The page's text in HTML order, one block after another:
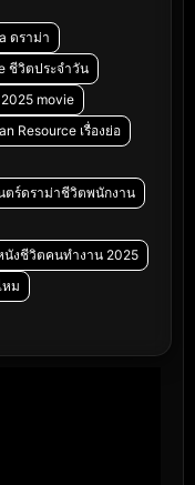
ดราม่า
ชีวิตประจำวัน
movie
Resource เรื่องย่อ
ตร์ดราม่าชีวิตพนักงาน
นังชีวิตคนทำงาน 2025
หม